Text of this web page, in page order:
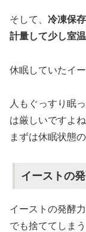
そして、 冷凍保
計量して少し室
休眠していたイ
人もぐっすり眠
は厳しいですよね
まずは休眠状態
イーストの
イーストの発酵
でも捨ててしま